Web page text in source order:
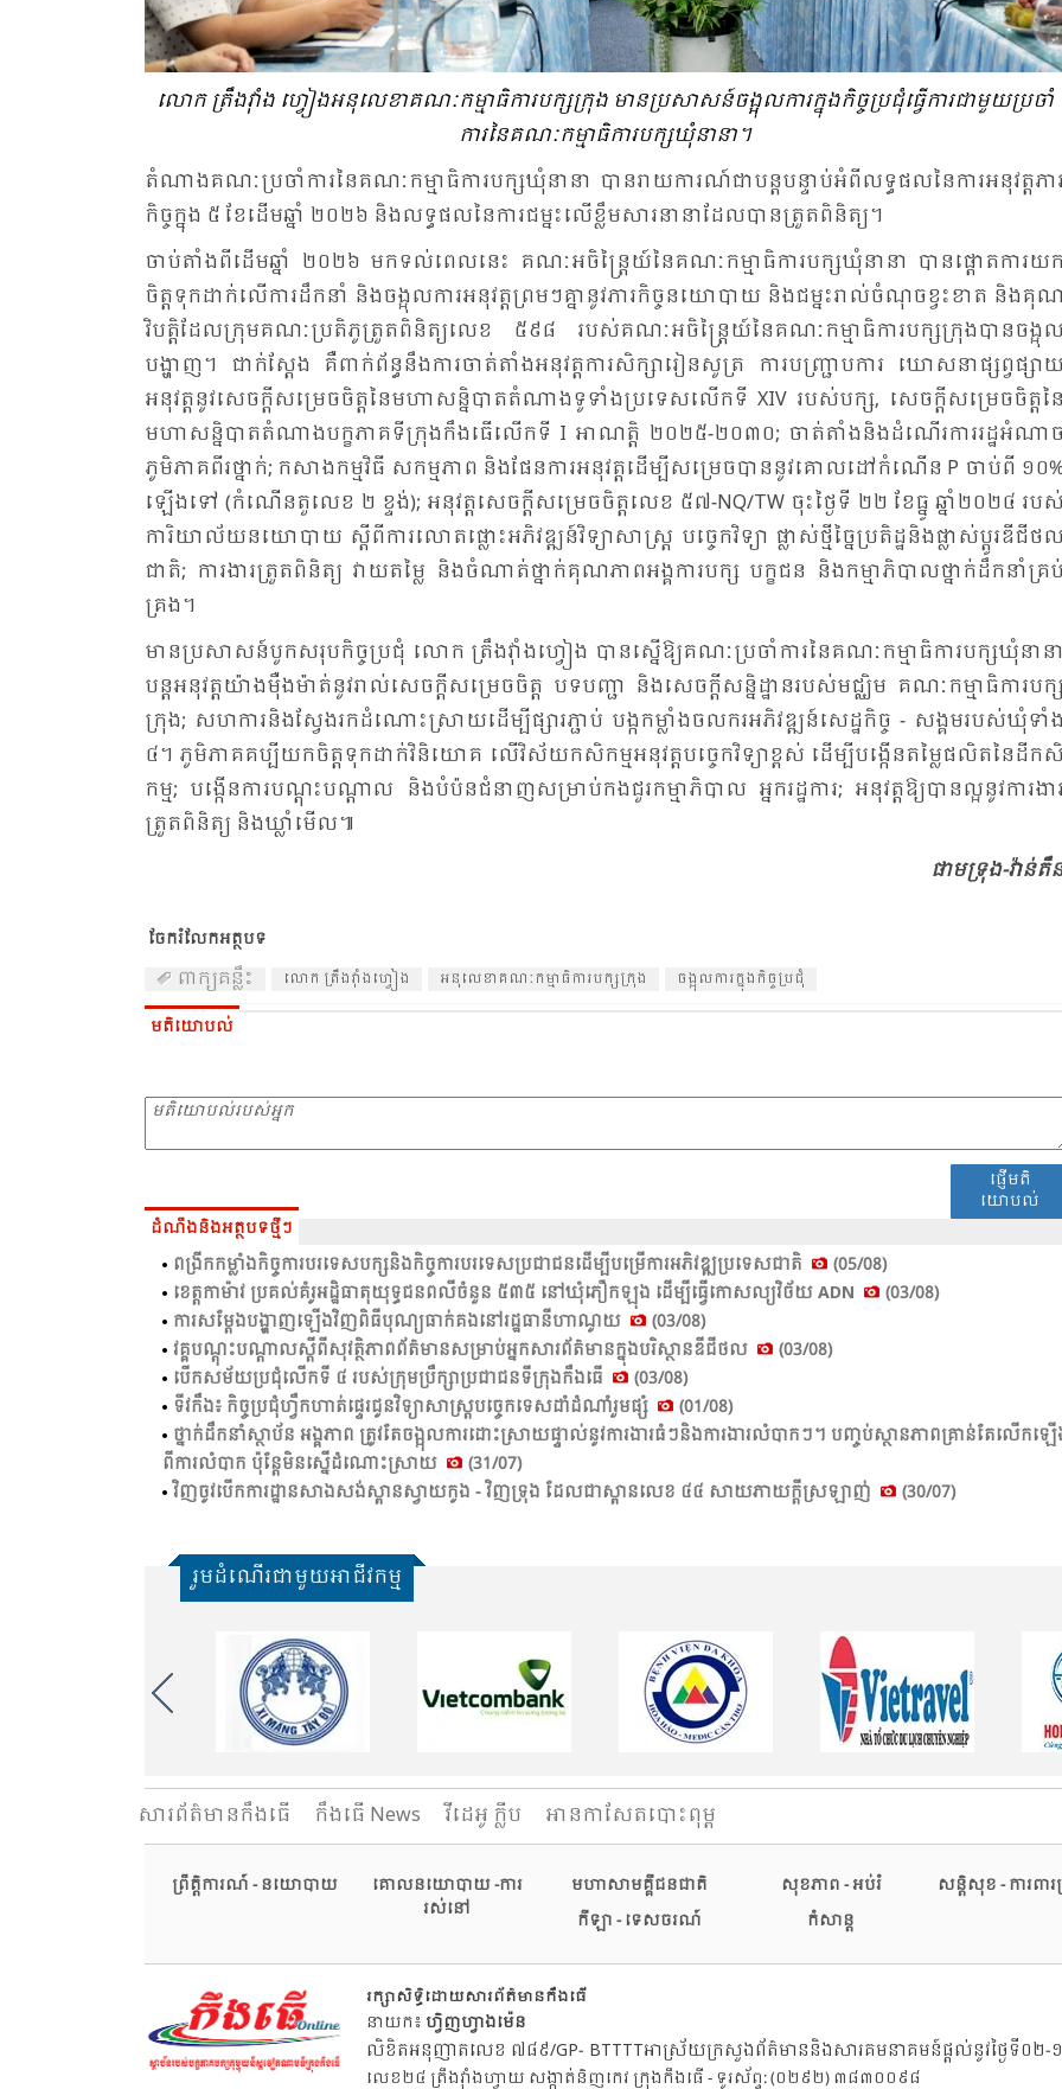
លោក ត្រឹង​វ៉ាំង ហ្វៀង​អនុ​លេខា​គណៈ​កម្មា​ធិការ​បក្ស​ក្រុង មាន​ប្រ​សាសន៍​ចង្អុល​ការ​ក្នុង​កិច្ច​ប្រ​ជុំ​ធ្វើការ​ជា​មួយ​ប្រ​ចាំ​
ការ​នៃ​គណៈ​កម្មា​ធិ​ការ​បក្ស​ឃុំ​នា​នា។
តំ​ណាង​គណៈ​ប្រ​ចាំ​ការ​នៃ​គណៈ​កម្មា​ធិការ​បក្ស​ឃុំ​នា​នា បាន​រាយ​ការណ៍​ជា​បន្ត​បន្ទាប់​អំ​ពី​លទ្ធ​ផល​នៃ​ការ​អនុ​វត្ត​ភា
កិច្ច​ក្នុង ៥ ខែ​ដើម​ឆ្នាំ ២០២៦ និង​លទ្ធ​ផល​នៃ​ការ​ជម្នះ​លើ​ខ្លឹម​សារ​នា​នា​ដែល​បាន​ត្រួត​ពិ​និត្យ។
ចាប់​តាំង​ពី​ដើម​ឆ្នាំ ២០២៦ មក​ទល់​ពេល​នេះ គណៈ​អចិន្ត្រៃយ៍​នៃ​គណៈ​កម្មា​ធិ​ការ​បក្ស​ឃុំនា​នា បាន​ផ្តោត​ការ​យ
ចិត្ត​ទុក​ដាក់​លើ​ការ​ដឹក​នាំ និង​ចង្អុល​ការ​អនុ​វត្ត​ព្រមៗ​គ្នា​នូវ​ភារ​កិច្ច​នយោ​បាយ និង​ជម្នះ​រាល់​ចំ​ណុច​ខ្វះ​ខាត និង​គុ
វិបត្តិ​ដែល​ក្រុម​គណៈ​ប្រតិ​ភូ​ត្រួត​ពិនិត្យ​លេខ ៥៩៨ របស់​គណៈ​អចិន្ត្រៃយ៍​នៃ​គណៈ​កម្មា​ធិ​ការ​បក្ស​ក្រុង​បាន​ចង្អុ
បង្ហាញ។ ជាក់​ស្តែង គឺ​ពាក់​ព័ន្ធ​នឹង​ការ​ចាត់​តាំង​អនុ​វត្ត​ការ​សិក្សា​រៀន​សូត្រ ការ​បញ្ជ្រាប​ការ ឃោស​នាផ្សព្វ​ផ្សា
អនុវត្ត​នូវ​សេចក្តី​សម្រេច​ចិត្ត​នៃ​មហា​សន្និ​បាត​តំ​ណាង​ទូ​ទាំង​ប្រ​ទេស​លើក​ទី XIV របស់​បក្ស, សេចក្តី​សម្រេច​ចិត្ត​ន
មហា​សន្និ​បាត​តំ​ណាង​បក្ខ​ភាគ​ទី​ក្រុង​កឹង​ធើ​លើក​ទី I អា​ណត្តិ ២០២៥​-២០៣០; ចាត់​តាំង​និង​ដំ​ណើរ​ការ​រដ្ឋ​អំ​ណា
ភូមិ​ភាគ​ពីរ​ថ្នាក់; កសាង​កម្ម​វិធី សកម្ម​ភាព និង​ផែន​ការ​អនុ​វត្ត​ដើម្បី​សម្រេច​បាន​នូវ​គោល​ដៅ​កំ​ណើន P ចាប់​ពី ១០
ឡើង​ទៅ (កំ​ណើន​តួ​លេខ ២ ខ្ទង់); អនុ​វត្ត​សេចក្តី​សម្រេច​ចិត្ត​លេខ ៥៧-​NQ/TW ចុះ​ថ្ងៃ​ទី ២២ ខែ​ធ្នូ ឆ្នាំ២០២៤ រប
កា​រិយា​ល័យ​នយោ​បាយ ស្តី​ពី​ការ​លោត​ផ្លោះ​អភិ​វឌ្ឍន៍​វិទ្យា​សាស្ត្រ បច្ចេក​វិទ្យា ផ្លាស់​ថ្មី​ច្នៃ​ប្រ​តិដ្ឋ​និង​ផ្លាស់​ប្តូរ​ឌី​ជី​ថ
ជាតិ; ការ​ងារ​ត្រួត​ពិ​និត្យ វាយ​តម្លៃ និង​ចំ​ណាត់​ថ្នាក់​គុណ​ភាព​អង្គ​ការ​បក្ស បក្ខ​ជន និង​កម្មា​ភិបាល​ថ្នាក់​ដឹក​នាំ​គ្រ
គ្រង។
មាន​ប្រ​សាសន៍​បូក​សរុប​កិច្ច​ប្រ​ជុំ លោក ត្រឹង​វ៉ាំង​ហ្វៀង បាន​ស្នើ​ឱ្យ​គណៈ​ប្រ​ចាំ​ការ​នៃ​គណៈកម្មា​ធិការ​បក្ស​ឃុំ​នា​ន
បន្ត​អនុវត្ត​យ៉ាង​ម៉ឺង​ម៉ាត់​នូវ​រាល់​សេចក្តី​សម្រេច​ចិត្ត បទ​បញ្ជា និង​សេចក្តី​សន្និដ្ឋាន​របស់​មជ្ឈិម គណៈ​កម្មា​ធិការ​បក្
ក្រុង; សហ​ការ​និង​ស្វែង​រក​ដំ​ណោះ​ស្រាយ​ដើម្បី​ផ្សារ​ភ្ជាប់ បង្ក​កម្លាំង​ចល​ករ​អភិវឌ្ឍន៍​សេដ្ឋ​កិច្ច - សង្គម​របស់​ឃុំ​ទាំ
៤។ ភូមិ​ភាគ​គប្បី​យក​ចិត្ត​ទុក​ដាក់​វិនិ​យោគ លើ​វិស័យ​កសិ​កម្ម​អនុ​វត្ត​បច្ចេក​វិទ្យា​ខ្ពស់ ដើម្បី​បង្កើន​តម្លៃ​ផលិត​នៃ​ដីក​
កម្ម; បង្កើន​ការ​បណ្តុះ​បណ្តាល និង​បំ​ប៉ន​ជំ​នាញ​សម្រាប់​កង​ជួរ​កម្មា​ភិបាល អ្នក​រដ្ឋ​ការ; អនុ​វត្ត​ឱ្យ​បាន​ល្អ​នូវ​ការ​ងា
ត្រួត​ពិ​និត្យ និង​ឃ្លាំ​មើល៕
ផាម​ទ្រុង-វ៉ាន់​តឹ
ចែករំលែកអត្ថបទ
ពាក្យគន្លឹះ លោក ត្រឹង​វ៉ាំងហ្វៀង ​អនុ​លេខា​គណៈ​កម្មា​ធិការ​បក្ស​ក្រុង ចង្អុល​ការ​ក្នុង​កិច្ច​ប្រ​ជុំ​
មតិយោបល់
ផ្ញើមតិ
យោបល់
ដំណឹងនិងអត្ថបទថ្មីៗ
ពង្រីក​កម្លាំង​កិច្ច​ការ​បរ​ទេស​បក្ស​និង​កិច្ច​ការ​បរ​ទេស​ប្រ​ជា​ជន​ដើម្បី​បម្រើ​ការ​អភិវឌ្ឍ​ប្រ​ទេស​ជាតិ​
(05/08)
ខេត្ត​កាម៉ាវ ប្រ​គល់​គំ​រូ​អដ្ឋិ​ធា​តុ​យុទ្ធ​ជន​ពលី​ចំ​នួន​ ៥៣៥ នៅ​ឃុំ​ភឿកឡុង​ ដើម្បី​ធ្វើ​កោស​ល្យវិច័យ ADN
(03/08)
ការសម្តែងបង្ហាញឡើងវិញពិធីបុណ្យធាក់គងនៅរដ្ឋធានីហាណូយ
(03/08)
វគ្គបណ្តុះបណ្តាលស្តីពីសុវត្ថិភាពព័ត៌មានសម្រាប់អ្នកសារព័ត៌មានក្នុងបរិស្ថានឌីជីថល
(03/08)
បើកសម័យប្រជុំលើកទី ៤ របស់ក្រុមប្រឹក្សាប្រជាជនទីក្រុងកឹងធើ
(03/08)
ទីវ​កឹង​៖ កិច្ច​ប្រ​ជុំ​ហ្វឹក​ហាត់​ផ្ទេរ​ជូន​វិទ្យា​សាស្ត្រ​បច្ចេក​ទេស​ដាំ​ដំ​ណាំ​រួម​ផ្សំ​
(01/08)
ថ្នាក់​ដឹក​នាំ​ស្ថា​ប័ន​ អង្គ​ភាព​ ត្រូវ​តែ​ចង្អុល​ការ​ដោះ​ស្រាយ​ផ្ទាល់​នូវ​ការ​ងារ​ធំ​ៗនិង​ការ​ងារ​លំ​បាក​ៗ។ បញ្ចប់​ស្ថាន​ភាព​គ្រាន់​តែ​លើក​ឡ
ពី​ការ​លំ​បាក​ ប៉ុន្តែ​មិន​ស្នើ​ដំ​ណោះ​ស្រាយ​
(31/07)
វិញ​ចូវ​បើក​ការ​ដ្ឋាន​សាង​សង់​ស្ពាន​ស្វាយ​កូង - វិញ​ទ្រុង​ ដែល​ជា​ស្ពាន​លេខ​ ៤៤ សាយ​ភាយ​ក្តី​ស្រ​ឡាញ់​
(30/07)
រួមដំណើរជាមួយអាជីវកម្ម
សារ​ព័ត៌មានកឹងធើ កឹងធើ News វីដេអូ ក្លីប អានកាសែតបោះពុម្ព
ព្រឹត្តិការណ៍ - នយោបាយ
គោលនយោបាយ -ការ
រស់នៅ
មហាសាមគ្គីជនជាតិ សុខភាព - អប់រំ
សន្តិសុខ - ការពា
កីឡា - ទេសចរណ៍
កំសាន្ត
រក្សាសិទ្ធិដោយសារព័ត៌មានកឹងធើ
នាយក៖ ហ្វិញហ្វាងម៉េន
លិខិតអនុញាតលេខ ៧៨៩/GP- BTTTTអាស្រ័យក្រសួងព័ត៌មាននិងសារគមនាគមន៍ផ្តល់នូវថ្ងៃទី០២
លេខ២៤ ត្រឹងវ៉ាំងហ្វាយ សង្កាត់និញកេវ ក្រុងកឹងធើ - ទូរស័ព្ទ: (០២៩២) ៣៨៣០០៩៨